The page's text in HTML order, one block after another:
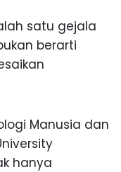
satu gejala
berarti
Manusia dan
hanya